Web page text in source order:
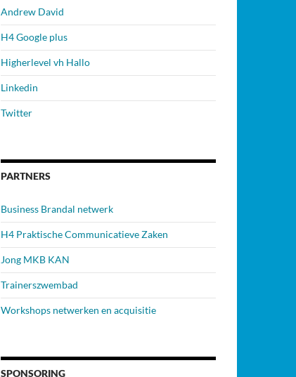
Andrew David
H4 Google plus
Higherlevel vh Hallo
Linkedin
Twitter
PARTNERS
Business Brandal netwerk
H4 Praktische Communicatieve Zaken
Jong MKB KAN
Trainerszwembad
Workshops netwerken en acquisitie
SPONSORING